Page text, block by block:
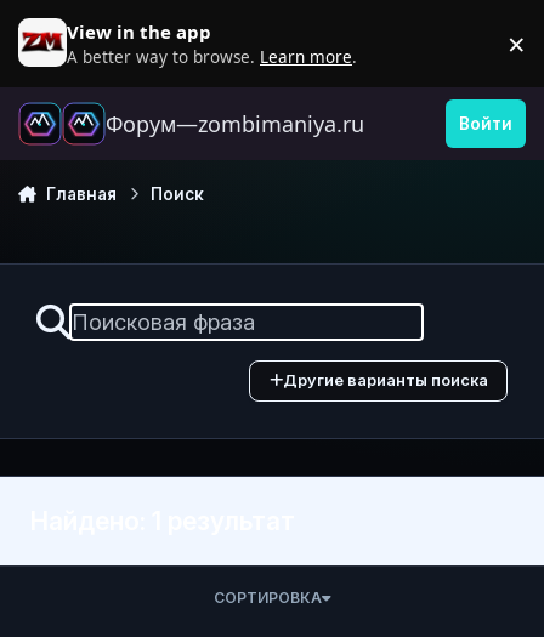
Перейти к содержанию
View in the app
A better way to browse. Learn more. ×
Форум—zombimaniya.ru Войти
Главная Поиск
Другие варианты поиска
СОРТИРОВКА